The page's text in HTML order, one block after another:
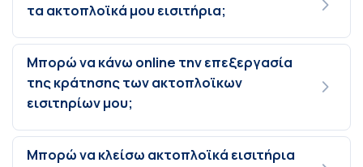
τα ακτοπλοϊκά μου εισιτήρια;
Μπορώ να κάνω online την επεξεργασία
της κράτησης των ακτοπλοϊκων
εισιτηρίων μου;
Μπορώ να κλείσω ακτοπλοϊκά εισιτήρια